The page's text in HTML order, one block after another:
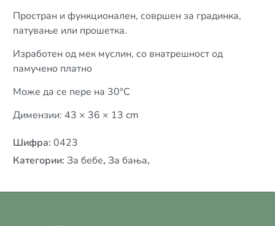
Простран и функционален, совршен за градинка,
патување или прошетка.
Изработен од мек муслин, со внатрешност од
памучено платно
Може да се пере на 30°C
Димензии: 43 × 36 × 13 cm
Шифра: 0423
Категории: За бебе, За бања,